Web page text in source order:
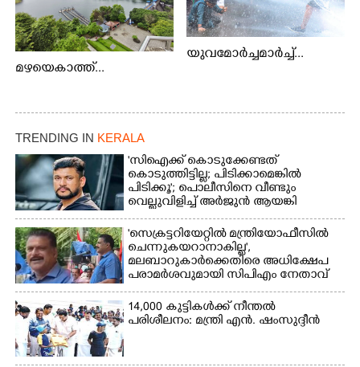
മഴയെകാത്ത്...
യുവമോർച്ചമാർച്ച്...
TRENDING IN KERALA
'സിഐക്ക് കൊടുക്കേണ്ടത്
കൊടുത്തിട്ടില്ല; പിടിക്കാമെങ്കിൽ
പിടിക്കൂ'; പൊലീസിനെ വീണ്ടും
വെല്ലുവിളിച്ച് അർജുൻ ആയങ്കി
'സെക്രട്ടറിയേറ്റിൽ മന്ത്രിയോഫീസിൽ
ചെന്നുകയറാനാകില്ല',
മലബാറുകാർക്കെതിരെ അധിക്ഷേപ
പരാമർശവുമായി സിപിഎം നേതാവ്‌
14,000 കുട്ടികൾക്ക് നീന്തൽ
പരിശീലനം: മന്ത്രി എൻ. ഷംസുദ്ദീൻ